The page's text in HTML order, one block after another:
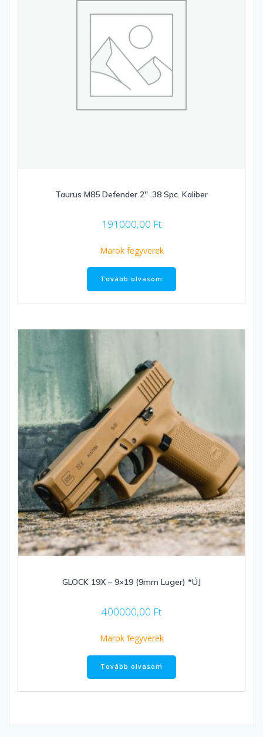
Taurus M85 Defender 2″ .38 Spc. Kaliber
191000,00 Ft
Marok fegyverek
Tovább olvasom
GLOCK 19X – 9×19 (9mm Luger) *ÚJ
400000,00 Ft
Marok fegyverek
Tovább olvasom